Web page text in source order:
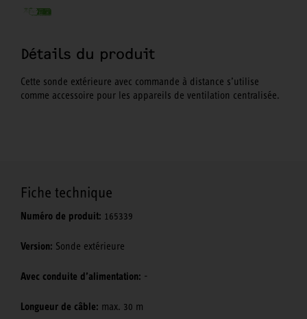
Détails du produit
Cette sonde extérieure avec commande à distance s’utilise
comme accessoire pour les appareils de ventilation centralisée.
Fiche technique
Numéro de produit: 165339
Version: Sonde extérieure
Avec conduite d’alimentation: -
Longueur de câble: max. 30 m